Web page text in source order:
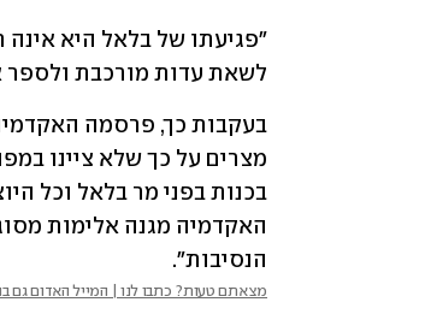
לשאת עדות מורכבת ולספר
הנסיבות".
מצאתם טעות? כתבו לנו | המייל האדום גם